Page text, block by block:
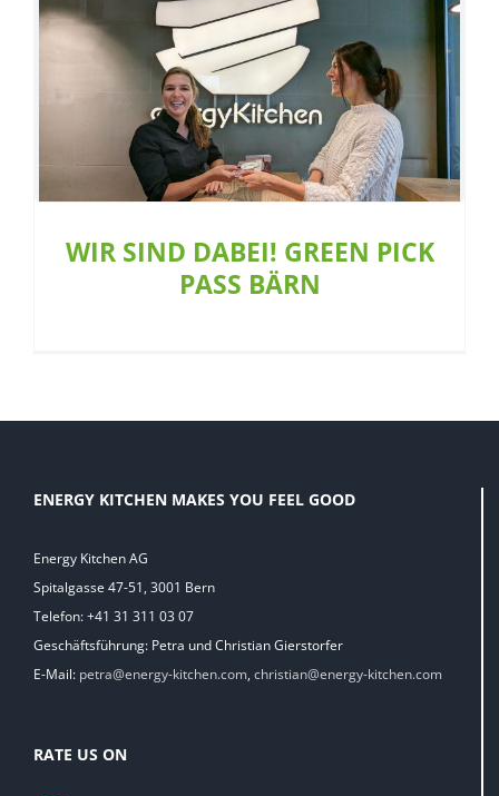
WIR SIND DABEI! GREEN PICK PASS
BÄRN
Aktion Allgemein Restaurant
WIR SIND DABEI! GREEN PICK
PASS BÄRN
ENERGY KITCHEN MAKES YOU FEEL GOOD
Energy Kitchen AG
Spitalgasse 47-51, 3001 Bern
Telefon: +41 31 311 03 07
Geschäftsführung: Petra und Christian Gierstorfer
E-Mail: petra@energy-kitchen.com, christian@energy-kitchen.com
RATE US ON